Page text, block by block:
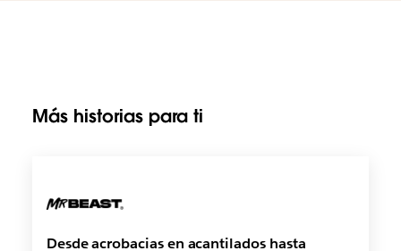
Más historias para ti
Desde acrobacias en acantilados hasta